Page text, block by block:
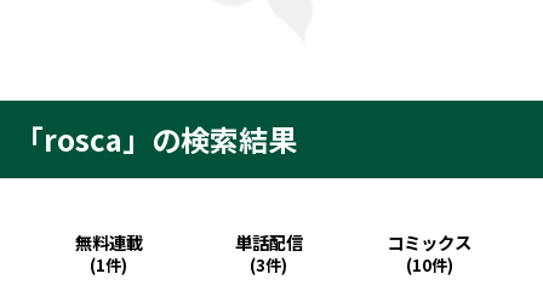
「rosca」の検索結果
無料連載
(1件)
単話配信
(3件)
コミックス
(10件)